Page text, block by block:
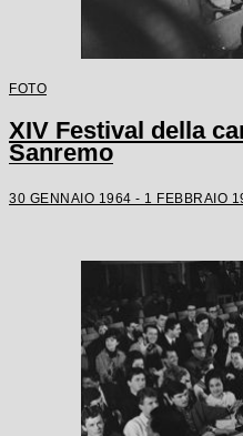
FOTO
XIV Festival della
Sanremo
30 GENNAIO 1964 - 1 FEBBRAIO